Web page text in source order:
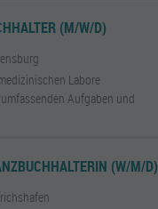
(M/W/D)
Labore
Aufgaben und
(W/M/D)